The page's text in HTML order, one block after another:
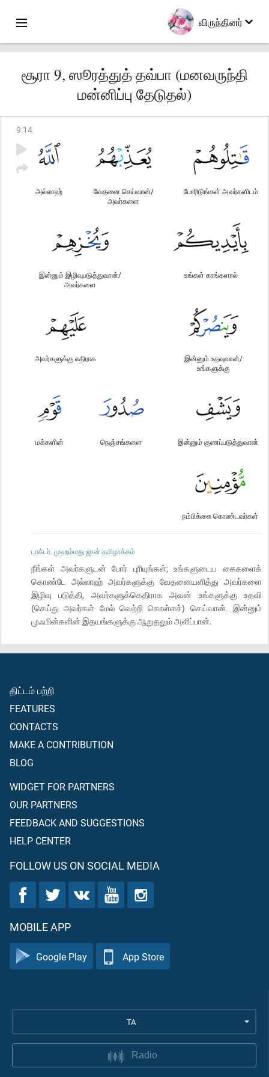
விருந்தினர்
சூரா 9, ஸூரத்துத் தவ்பா (மனவருந்தி
மன்னிப்பு தேடுதல்)
9:14
போரிடுங்கள் அவர்களிடம்
வேதனை செய்வான்/
அவர்களை
அல்லாஹ்
உங்கள் கரங்களால்
இன்னும் இழிவுபடுத்துவான்/
அவர்களை
இன்னும் உதவுவான்/
உங்களுக்கு
அவர்களுக்கு எதிராக
இன்னும் குணப்படுத்துவான்
நெஞ்சங்களை
மக்களின்
நம்பிக்கை கொண்டவர்கள்
டாக்டர். முஹம்மது ஜான் தமிழாக்கம்
நீங்கள் அவர்களுடன் போர் புரியுங்கள்; உங்களுடைய கைகளைக்
கொண்டே அல்லாஹ் அவர்களுக்கு வேதனையளித்து அவர்களை
இழிவு படுத்தி, அவர்களுக்கெதிராக அவன் உங்களுக்கு உதவி
(செய்து அவர்கள் மேல் வெற்றி கொள்ளச்) செய்வான். இன்னும்
முஃமின்களின் இதயங்களுக்கு ஆறுதலும் அளிப்பான்.
திட்டம் பற்றி
FEATURES
CONTACTS
MAKE A CONTRIBUTION
BLOG
WIDGET FOR PARTNERS
OUR PARTNERS
FEEDBACK AND SUGGESTIONS
HELP CENTER
FOLLOW US ON SOCIAL MEDIA
MOBILE APP
Google Play App Store
TA
Radio